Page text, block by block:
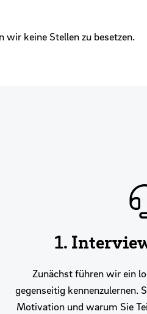
wir keine Stellen zu besetzen.
1.
Zunächst führen wir ein
gegenseitig kennenzulernen.
Motivation und warum Sie